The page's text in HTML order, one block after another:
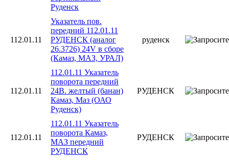
Руденск
112.01.11
Указатель пов.
передний 112.01.11
РУДЕНСК (аналог
26.3726) 24V в сборе
(Камаз, МАЗ, УРАЛ)
руденск
112.01.11
112.01.11 Указатель
поворота передний
24В. желтый (банан)
Камаз, Маз (ОАО
Руденск)
РУДЕНСК
112.01.11
112.01.11 Указатель
поворота Камаз,
МАЗ передний
РУДЕНСК
РУДЕНСК